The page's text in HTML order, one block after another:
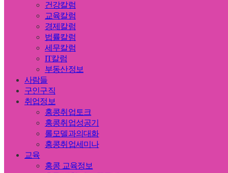
건강칼럼
교육칼럼
경제칼럼
법률칼럼
세무칼럼
IT칼럼
부동산정보
사람들
구인구직
취업정보
홍콩취업토크
홍콩취업성공기
롤모델과의대화
홍콩취업세미나
교육
홍콩 교육정보